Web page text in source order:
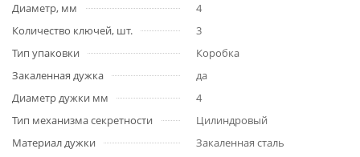
Диаметр, мм
4
Количество ключей, шт.
3
Тип упаковки
Коробка
Закаленная дужка
да
Диаметр дужки мм
4
Тип механизма секретности
Цилиндровый
Материал дужки
Закаленная сталь